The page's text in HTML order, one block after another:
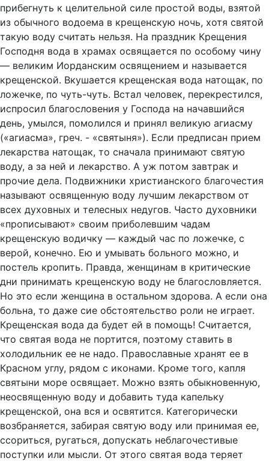
прибегнуть к целительной силе простой воды, взятой
из обычного водоема в крещенскую ночь, хотя святой
такую воду считать нельзя. На праздник Крещения
Господня вода в храмах освящается по особому чину
— великим Иорданским освящением и называется
крещенской. Вкушается крещенская вода натощак, по
ложечке, по чуть-чуть. Встал человек, перекрестился,
испросил благословения у Господа на начавшийся
день, умылся, помолился и принял великую агиасму
(«агиасма», греч. - «святыня»). Если предписан прием
лекарства натощак, то сначала принимают святую
воду, а за ней и лекарство. А уж потом завтрак и
прочие дела. Подвижники христианского благочестия
называют освященную воду лучшим лекарством от
всех духовных и телесных недугов. Часто духовники
«прописывают» своим приболевшим чадам
крещенскую водичку — каждый час по ложечке, с
верой, конечно. Ею и умывать больного можно, и
постель кропить. Правда, женщинам в критические
дни принимать крещенскую воду не благословляется.
Но это если женщина в остальном здорова. А если она
больна, то даже сие обстоятельство роли не играет.
Крещенская вода да будет ей в помощь! Считается,
что святая вода не портится, поэтому ставить в
холодильник ее не надо. Православные хранят ее в
Красном углу, рядом с иконами. Кроме того, капля
святыни море освящает. Можно взять обыкновенную,
неосвященную воду и добавить туда капельку
крещенской, она вся и освятится. Категорически
возбраняется, забирая святую воду или принимая ее,
ссориться, ругаться, допускать неблагочестивые
поступки или мысли. От этого святая вода теряет